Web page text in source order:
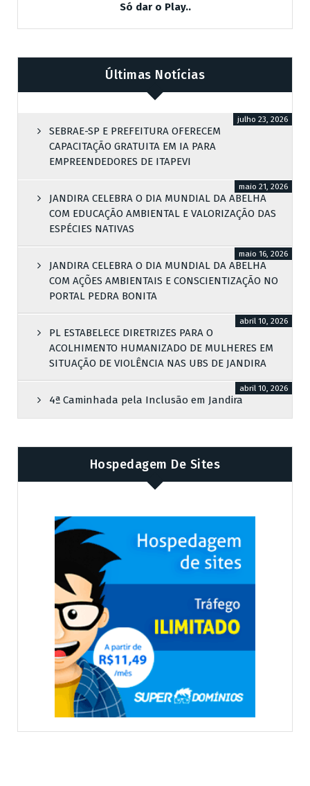
Só dar o Play..
Últimas Notícias
SEBRAE-SP E PREFEITURA OFERECEM
CAPACITAÇÃO GRATUITA EM IA PARA
EMPREENDEDORES DE ITAPEVI
julho 23, 2026
JANDIRA CELEBRA O DIA MUNDIAL DA ABELHA
COM EDUCAÇÃO AMBIENTAL E VALORIZAÇÃO DAS
ESPÉCIES NATIVAS
maio 21, 2026
JANDIRA CELEBRA O DIA MUNDIAL DA ABELHA
COM AÇÕES AMBIENTAIS E CONSCIENTIZAÇÃO NO
PORTAL PEDRA BONITA
maio 16, 2026
PL ESTABELECE DIRETRIZES PARA O
ACOLHIMENTO HUMANIZADO DE MULHERES EM
SITUAÇÃO DE VIOLÊNCIA NAS UBS DE JANDIRA
abril 10, 2026
4ª Caminhada pela Inclusão em Jandira
abril 10, 2026
Hospedagem De Sites